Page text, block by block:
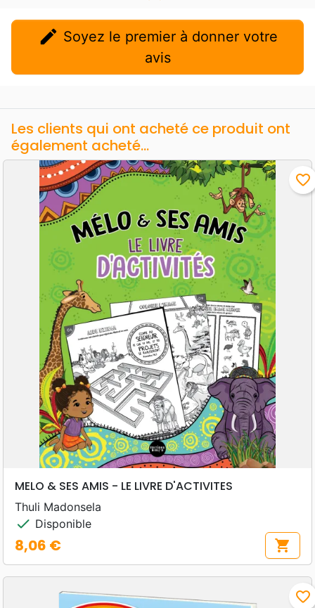
edit
avis
Les clients qui ont acheté ce produit ont
également acheté...
favorite_border
MELO & SES AMIS - LE LIVRE D'ACTIVITES
Thuli Madonsela
check Disponible
Prix
8,06 € shopping_cart
favorite_border